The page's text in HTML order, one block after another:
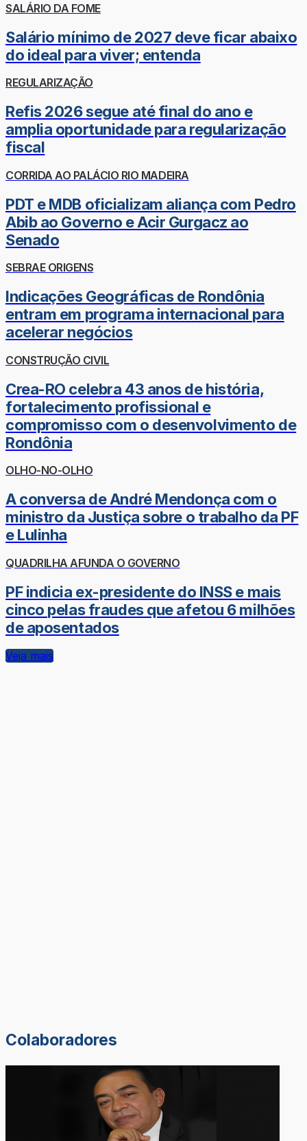
SALÁRIO DA FOME
Salário mínimo de 2027 deve ficar abaixo
do ideal para viver; entenda
REGULARIZAÇÃO
Refis 2026 segue até final do ano e
amplia oportunidade para regularização
fiscal
CORRIDA AO PALÁCIO RIO MADEIRA
PDT e MDB oficializam aliança com Pedro
Abib ao Governo e Acir Gurgacz ao
Senado
SEBRAE ORIGENS
Indicações Geográficas de Rondônia
entram em programa internacional para
acelerar negócios
CONSTRUÇÃO CIVIL
Crea-RO celebra 43 anos de história,
fortalecimento profissional e
compromisso com o desenvolvimento de
Rondônia
OLHO-NO-OLHO
A conversa de André Mendonça com o
ministro da Justiça sobre o trabalho da PF
e Lulinha
QUADRILHA AFUNDA O GOVERNO
PF indicia ex-presidente do INSS e mais
cinco pelas fraudes que afetou 6 milhões
de aposentados
Veja mais
Colaboradores